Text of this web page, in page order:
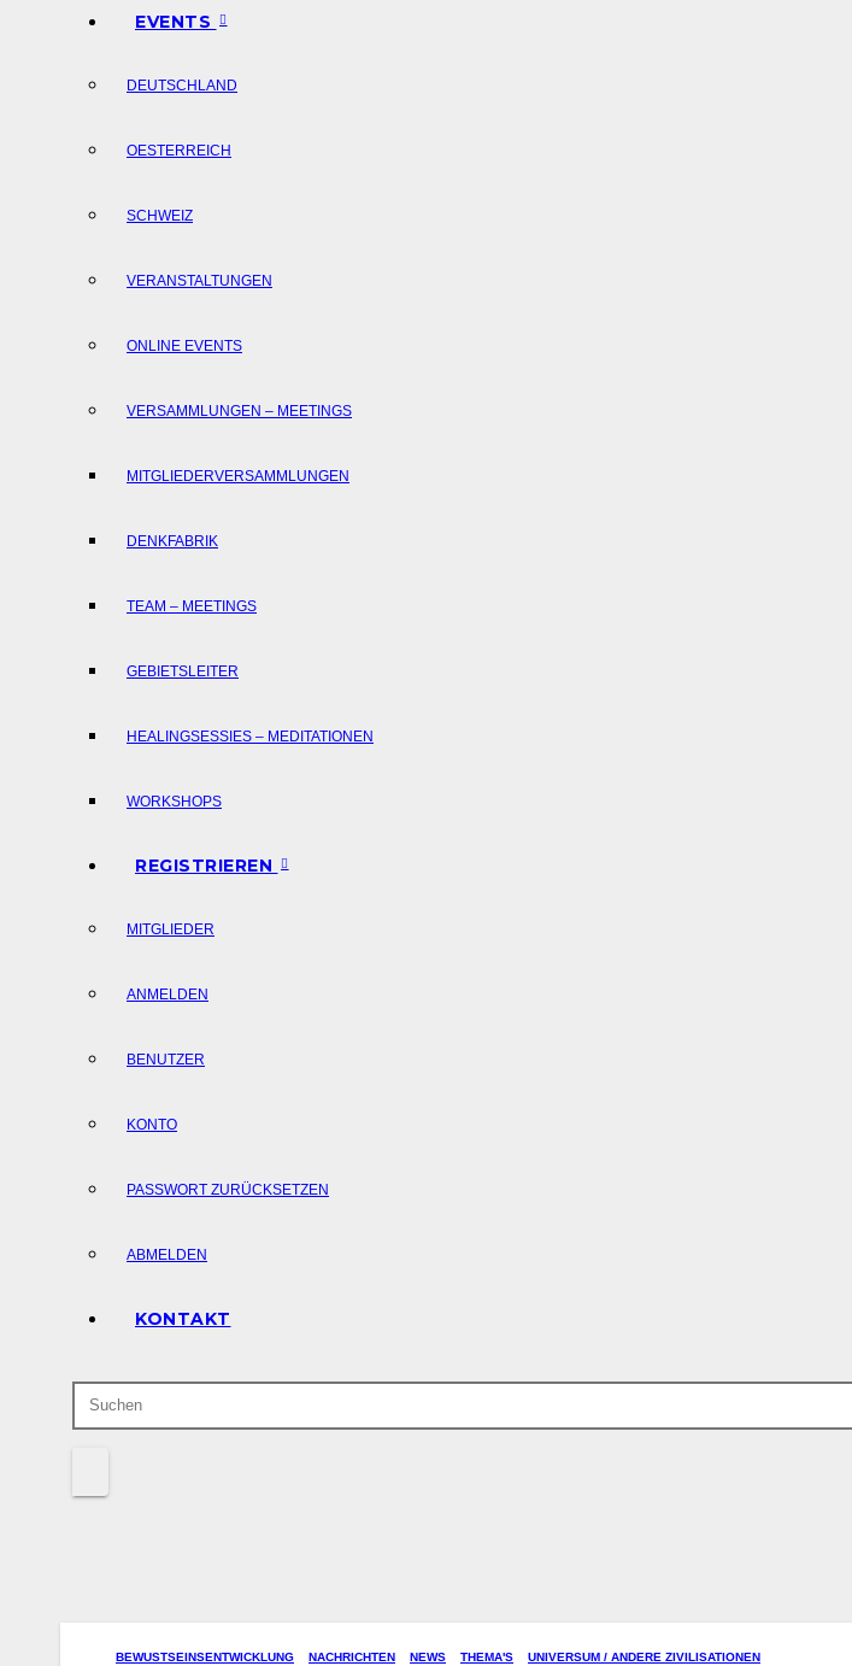
EVENTS
DEUTSCHLAND
OESTERREICH
SCHWEIZ
VERANSTALTUNGEN
ONLINE EVENTS
VERSAMMLUNGEN – MEETINGS
MITGLIEDERVERSAMMLUNGEN
DENKFABRIK
TEAM – MEETINGS
GEBIETSLEITER
HEALINGSESSIES – MEDITATIONEN
WORKSHOPS
REGISTRIEREN
MITGLIEDER
ANMELDEN
BENUTZER
KONTO
PASSWORT ZURÜCKSETZEN
ABMELDEN
KONTAKT
BEWUSTSEINSENTWICKLUNG NACHRICHTEN NEWS THEMA'S UNIVERSUM / ANDERE ZIVILISATIONEN